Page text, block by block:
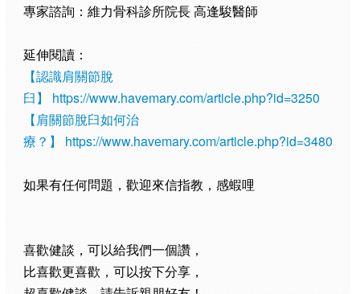
專家諮詢：維力骨科診所院長 高逢駿醫師
延伸閱讀：
【認識肩關節脫
臼】
https://www.havemary.com/article.php?id=3250
【肩關節脫臼如何治
療？】
https://www.havemary.com/article.php?id=3480
如果有任何問題，歡迎來信指教，感蝦哩
喜歡健談，可以給我們一個讚，
比喜歡更喜歡，可以按下分享，